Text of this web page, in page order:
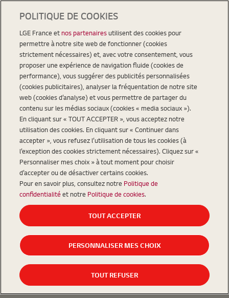
POLITIQUE DE COOKIES
LGE France etnos partenairesutilisent des cookies pour
permettre à notre site web de fonctionner (cookies
strictement nécessaires) et, avec votre consentement, vous
proposer une expérience de navigation fluide (cookies de
performance), vous suggérer des publicités personnalisées
(cookies publicitaires), analyser la fréquentation de notre site
web (cookies d’analyse) et vous permettre de partager du
contenu sur les médias sociaux (cookies « media sociaux »).
En cliquant sur « TOUT ACCEPTER », vous acceptez notre
utilisation des cookies. En cliquant sur « Continuer dans
accepter », vous refusez l’utilisation de tous les cookies (à
l’exception des cookies strictement nécessaires). Cliquez sur «
Personnaliser mes choix » à tout moment pour choisir
d’accepter ou de désactiver certains cookies.
Pour en savoir plus, consultez notre Politique de
confidentialité et notre Politique de cookies.
TOUT ACCEPTER
PERSONNALISER MES CHOIX
TOUT REFUSER